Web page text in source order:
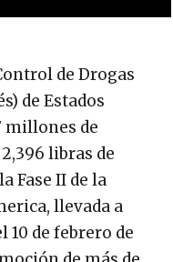
de Drogas
de Estados
millones de
libras de
Fase II de la
llevada a
10 de febrero de